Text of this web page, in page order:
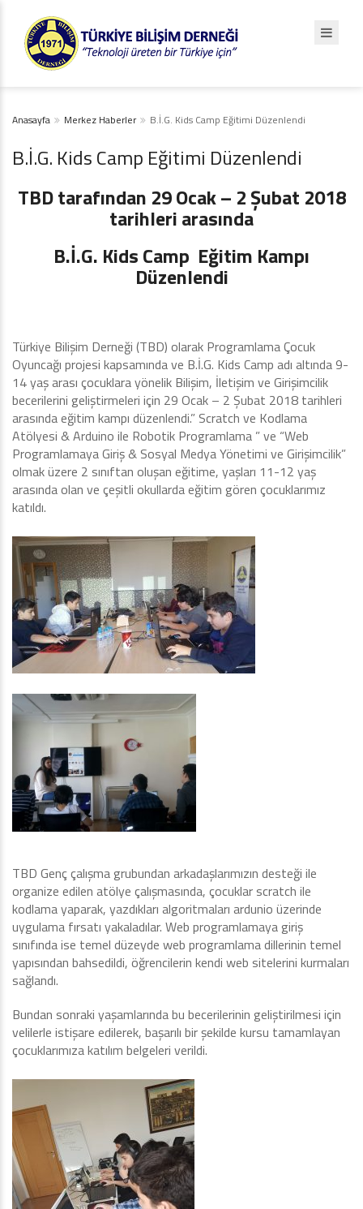
Anasayfa Merkez Haberler B.İ.G. Kids Camp Eğitimi Düzenlendi
B.İ.G. Kids Camp Eğitimi Düzenlendi
TBD tarafından 29 Ocak – 2 Şubat 2018
tarihleri arasında
B.İ.G. Kids Camp Eğitim Kampı
Düzenlendi
Türkiye Bilişim Derneği (TBD) olarak Programlama Çocuk
Oyuncağı projesi kapsamında ve B.İ.G. Kids Camp adı altında 9-
14 yaş arası çocuklara yönelik Bilişim, İletişim ve Girişimcilik
becerilerini geliştirmeleri için 29 Ocak – 2 Şubat 2018 tarihleri
arasında eğitim kampı düzenlendi.” Scratch ve Kodlama
Atölyesi & Arduino ile Robotik Programlama ” ve “Web
Programlamaya Giriş & Sosyal Medya Yönetimi ve Girişimcilik”
olmak üzere 2 sınıftan oluşan eğitime, yaşları 11-12 yaş
arasında olan ve çeşitli okullarda eğitim gören çocuklarımız
katıldı.
TBD Genç çalışma grubundan arkadaşlarımızın desteği ile
organize edilen atölye çalışmasında, çocuklar scratch ile
kodlama yaparak, yazdıkları algoritmaları ardunio üzerinde
uygulama fırsatı yakaladılar. Web programlamaya giriş
sınıfında ise temel düzeyde web programlama dillerinin temel
yapısından bahsedildi, öğrencilerin kendi web sitelerini kurmaları
sağlandı.
Bundan sonraki yaşamlarında bu becerilerinin geliştirilmesi için
velilerle istişare edilerek, başarılı bir şekilde kursu tamamlayan
çocuklarımıza katılım belgeleri verildi.